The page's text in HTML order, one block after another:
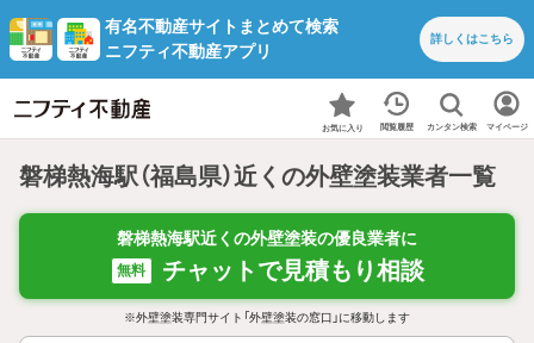
有名不動産サイトまとめて検索
ニフティ不動産アプリ
詳しくはこちら
お気に入り 閲覧履歴 カンタン検索 マイページ
磐梯熱海駅（福島県）近くの外壁塗装業者一覧
磐梯熱海駅近くの外壁塗装の優良業者に
無料 チャットで見積もり相談
※外壁塗装専門サイト「外壁塗装の窓口」に移動します